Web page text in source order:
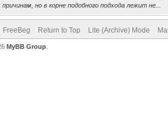
но в корне подобного подхода лежит не...
FreeBeg Return to Top Lite (Archive) Mode
MyBB Group.